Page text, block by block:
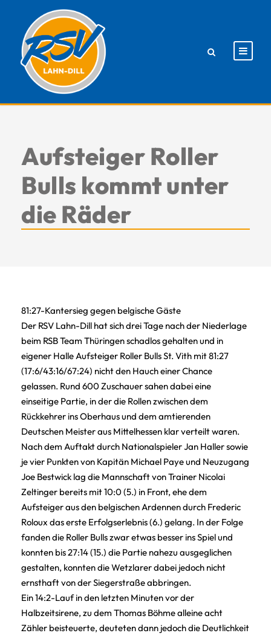
Aufsteiger Roller
Bulls kommt unter
die Räder
81:27-Kantersieg gegen belgische Gäste
Der RSV Lahn-Dill hat sich drei Tage nach der Niederlage
beim RSB Team Thüringen schadlos gehalten und in
eigener Halle Aufsteiger Roller Bulls St. Vith mit 81:27
(17:6/43:16/67:24) nicht den Hauch einer Chance
gelassen. Rund 600 Zuschauer sahen dabei eine
einseitige Partie, in der die Rollen zwischen dem
Rückkehrer ins Oberhaus und dem amtierenden
Deutschen Meister aus Mittelhessen klar verteilt waren.
Nach dem Auftakt durch Nationalspieler Jan Haller sowie
je vier Punkten von Kapitän Michael Paye und Neuzugang
Joe Bestwick lag die Mannschaft von Trainer Nicolai
Zeltinger bereits mit 10:0 (5.) in Front, ehe dem
Aufsteiger aus den belgischen Ardennen durch Frederic
Roloux das erste Erfolgserlebnis (6.) gelang. In der Folge
fanden die Roller Bulls zwar etwas besser ins Spiel und
konnten bis 27:14 (15.) die Partie nahezu ausgeglichen
gestalten, konnten die Wetzlarer dabei jedoch nicht
ernsthaft von der Siegerstraße abbringen.
Ein 14:2-Lauf in den letzten Minuten vor der
Halbzeitsirene, zu dem Thomas Böhme alleine acht
Zähler beisteuerte, deuteten dann jedoch die Deutlichkeit